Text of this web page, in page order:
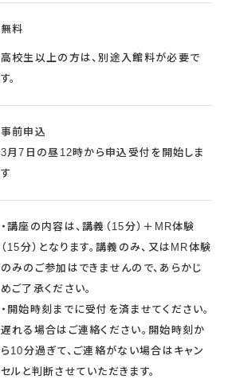
無料
高校生以上の方は、別途入館料が必要で
す。
事前申込
3月7日の昼12時から申込受付を開始しま
す
・講座の内容は、講義（15分）＋MR体験
（15分）となります。講義のみ、又はMR体験
のみのご参加はできませんので、あらかじ
めご了承ください。
・開始時刻までに受付を済ませてください。
遅れる場合はご連絡ください。開始時刻か
ら10分過ぎて、ご連絡がない場合はキャン
セルと判断させていただきます。